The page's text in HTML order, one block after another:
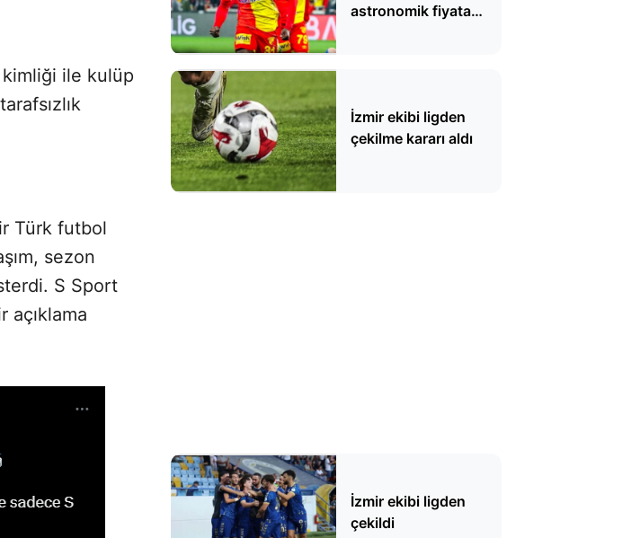
kimliği ile kulüp
Türk futbol
sezon
S Sport
açıklama
astronomik fiyata
İzmir ekibi ligden
çekilme kararı aldı
İzmir ekibi ligden
çekildi